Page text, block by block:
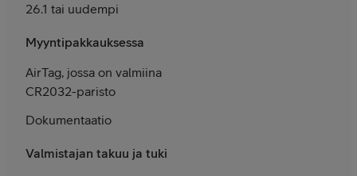
26.1 tai uudempi
Myyntipakkauksessa
AirTag, jossa on valmiina
CR2032-paristo
Dokumentaatio
Valmistajan takuu ja tuki